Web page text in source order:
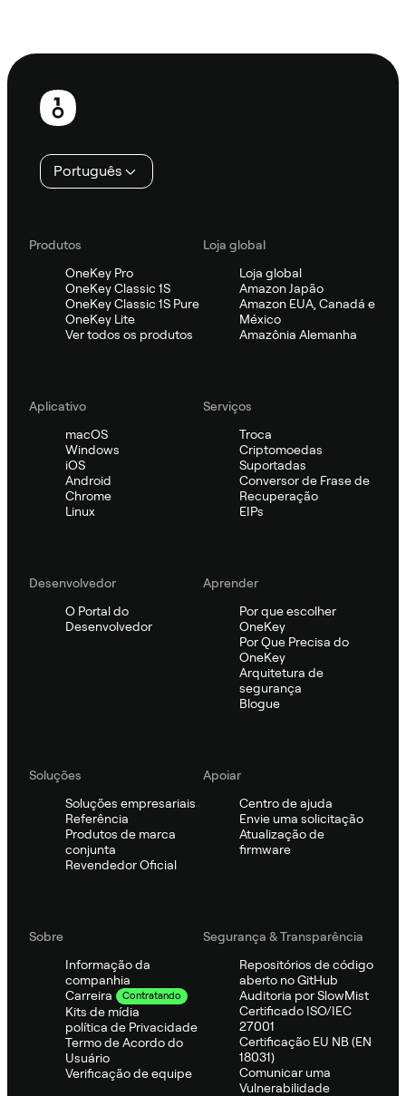
Rodapé
Português
Produtos
OneKey Pro
OneKey Classic 1S
OneKey Classic 1S Pure
OneKey Lite
Ver todos os produtos
Loja global
Loja global
Amazon Japão
Amazon EUA, Canadá e
México
Amazônia Alemanha
Aplicativo
macOS
Windows
iOS
Android
Chrome
Linux
Serviços
Troca
Criptomoedas
Suportadas
Conversor de Frase de
Recuperação
EIPs
Desenvolvedor
O Portal do
Desenvolvedor
Aprender
Por que escolher
OneKey
Por Que Precisa do
OneKey
Arquitetura de
segurança
Blogue
Soluções
Soluções empresariais
Referência
Produtos de marca
conjunta
Revendedor Oficial
Apoiar
Centro de ajuda
Envie uma solicitação
Atualização de
firmware
Sobre
Informação da
companhia
Carreira
Contratando
Kits de mídia
política de Privacidade
Termo de Acordo do
Usuário
Verificação de equipe
Segurança & Transparência
Repositórios de código
aberto no GitHub
Auditoria por SlowMist
Certificado ISO/IEC
27001
Certificação EU NB (EN
18031)
Comunicar uma
Vulnerabilidade